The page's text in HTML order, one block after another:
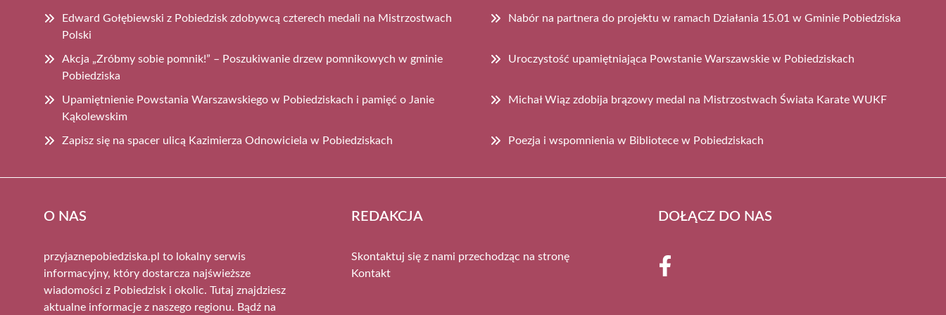
Edward Gołębiewski z Pobiedzisk zdobywcą czterech medali na Mistrzostwach
Polski
Nabór na partnera do projektu w ramach Działania 15.01 w Gminie Pobiedziska
Akcja „Zróbmy sobie pomnik!” – Poszukiwanie drzew pomnikowych w gminie
Pobiedziska
Uroczystość upamiętniająca Powstanie Warszawskie w Pobiedziskach
Upamiętnienie Powstania Warszawskiego w Pobiedziskach i pamięć o Janie
Kąkolewskim
Michał Wiąz zdobija brązowy medal na Mistrzostwach Świata Karate WUKF
Zapisz się na spacer ulicą Kazimierza Odnowiciela w Pobiedziskach Poezja i wspomnienia w Bibliotece w Pobiedziskach
O NAS
przyjaznepobiedziska.pl to lokalny serwis
informacyjny, który dostarcza najświeższe
wiadomości z Pobiedzisk i okolic. Tutaj znajdziesz
aktualne informacje z naszego regionu. Bądź na
REDAKCJA
Skontaktuj się z nami przechodząc na stronę
Kontakt
DOŁĄCZ DO NAS